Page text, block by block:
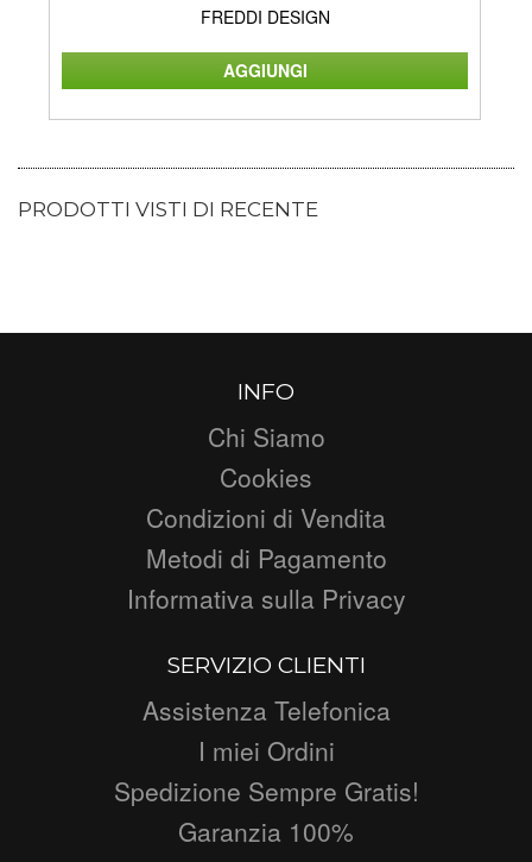
FREDDI DESIGN
PRODOTTI VISTI DI RECENTE
INFO
Chi Siamo
Cookies
Condizioni di Vendita
Metodi di Pagamento
Informativa sulla Privacy
SERVIZIO CLIENTI
Assistenza Telefonica
I miei Ordini
Spedizione Sempre Gratis!
Garanzia 100%